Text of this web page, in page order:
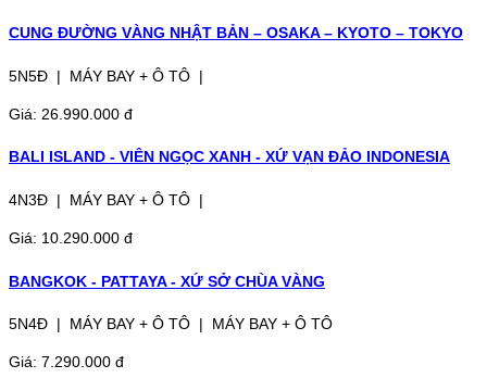
CUNG ĐƯỜNG VÀNG NHẬT BẢN – OSAKA – KYOTO – TOKYO
5N5Đ | MÁY BAY + Ô TÔ |
Giá: 26.990.000 đ
BALI ISLAND - VIÊN NGỌC XANH - XỨ VẠN ĐẢO INDONESIA
4N3Đ | MÁY BAY + Ô TÔ |
Giá: 10.290.000 đ
BANGKOK - PATTAYA - XỨ SỞ CHÙA VÀNG
5N4Đ | MÁY BAY + Ô TÔ | MÁY BAY + Ô TÔ
Giá: 7.290.000 đ